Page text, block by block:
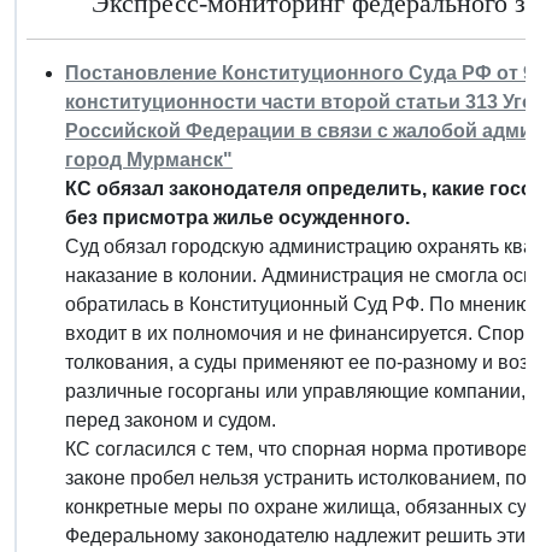
Постановление Конституционного Суда РФ от
конституционности части второй статьи 313
Российской Федерации в связи с жалобой
город Мурманск"
КС обязал законодателя определить, какие
без присмотра жилье осужденного.
Суд обязал городскую администрацию охранять
наказание в колонии. Администрация не смогла
обратилась в Конституционный Суд РФ. По мнению
входит в их полномочия и не финансируется.
толкования, а суды применяют ее по-разному и
различные госорганы или управляющие компании,
перед законом и судом.
КС согласился с тем, что спорная норма
законе пробел нельзя устранить истолкованием,
конкретные меры по охране жилища, обязанных
Федеральному законодателю надлежит решить эти